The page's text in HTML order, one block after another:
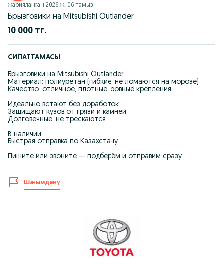
жарияланған 2026 ж. 06 тамыз
Брызговики на Mitsubishi Outlander
10 000 тг.
СИПАТТАМАСЫ
Брызговики на Mitsubishi Outlander
Материал: полиуретан (гибкие, не ломаются на морозе)
Качество: отличное, плотные, ровные крепления
Идеально встают без доработок
Защищают кузов от грязи и камней
Долговечные, не трескаются
В наличии
Быстрая отправка по Казахстану
Пишите или звоните — подберём и отправим сразу
Шағымдану